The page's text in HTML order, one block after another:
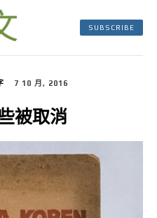
SUBSCRIBE
7 10 月, 2016
被取消